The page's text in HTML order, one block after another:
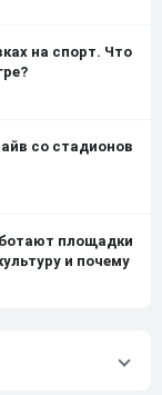
на спорт. Что
со стадионов
площадки
и почему